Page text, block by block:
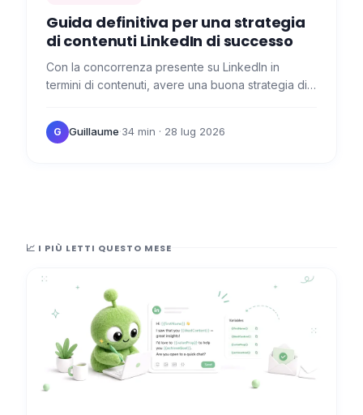
Guida definitiva per una strategia
di contenuti LinkedIn di successo
Con la concorrenza presente su LinkedIn in
termini di contenuti, avere una buona strategia di
essenziale per…
G Guillaume·34 min · 28 lug 2026
📈 I PIÙ LETTI QUESTO MESE